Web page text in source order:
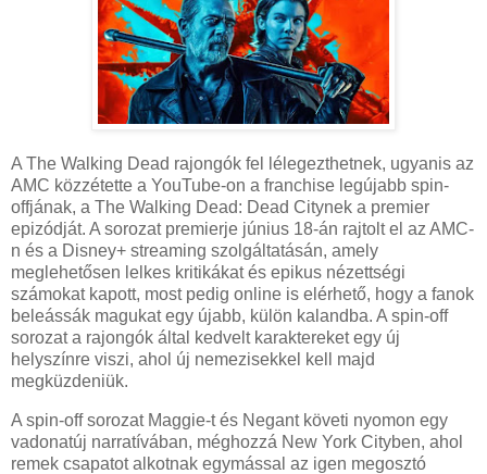
A The Walking Dead rajongók fel lélegezthetnek, ugyanis az
AMC közzétette a YouTube-on a franchise legújabb spin-
offjának, a The Walking Dead: Dead Citynek a premier
epizódját. A sorozat premierje június 18-án rajtolt el az AMC-
n és a Disney+ streaming szolgáltatásán, amely
meglehetősen lelkes kritikákat és epikus nézettségi
számokat kapott, most pedig online is elérhető, hogy a fanok
beleássák magukat egy újabb, külön kalandba. A spin-off
sorozat a rajongók által kedvelt karaktereket egy új
helyszínre viszi, ahol új nemezisekkel kell majd
megküzdeniük.
A spin-off sorozat Maggie-t és Negant követi nyomon egy
vadonatúj narratívában, méghozzá New York Cityben, ahol
remek csapatot alkotnak egymással az igen megosztó